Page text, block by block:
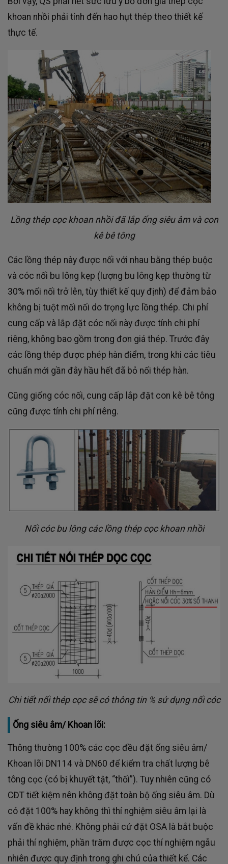
khoan nhồi phải tính đến hao hụt thép theo thiết kế
thực tế.
Lồng thép cọc khoan nhồi đã lắp ống siêu âm và con
kê bê tông
Các lồng thép này được nối với nhau bằng thép buộc
và cóc nối bu lông kẹp (lượng bu lông kẹp thường từ
30% mối nối trở lên, tùy thiết kế quy định) để đảm bảo
không bị tuột mối nối do trọng lực lồng thép. Chi phí
cung cấp và lắp đặt cóc nối này được tính chi phí
riêng, không bao gồm trong đơn giá thép. Trước đây
các lồng thép được phép hàn điểm, trong khi các tiêu
chuẩn mới gần đây hầu hết đã bỏ nối thép hàn.
Cũng giống cóc nối, cung cấp lắp đặt con kê bê tông
cũng được tính chi phí riêng.
Nối cóc bu lông các lồng thép cọc khoan nhồi
Chi tiết nối thép cọc sẽ có thông tin % sử dụng nối cóc
Ống siêu âm/ Khoan lõi:
Thông thường 100% các cọc đều đặt ống siêu âm/
Khoan lõi DN114 và DN60 để kiểm tra chất lượng bê
tông cọc (có bị khuyết tật, “thối”). Tuy nhiên cũng có
CĐT tiết kiệm nên không đặt toàn bộ ống siêu âm. Dù
có đặt 100% hay không thì thí nghiệm siêu âm lại là
vấn đề khác nhé. Không phải cứ đặt OSA là bắt buộc
phải thí nghiệm, phần trăm được cọc thí nghiệm ngẫu
nhiên được quy định trong ghi chú của thiết kế. Các